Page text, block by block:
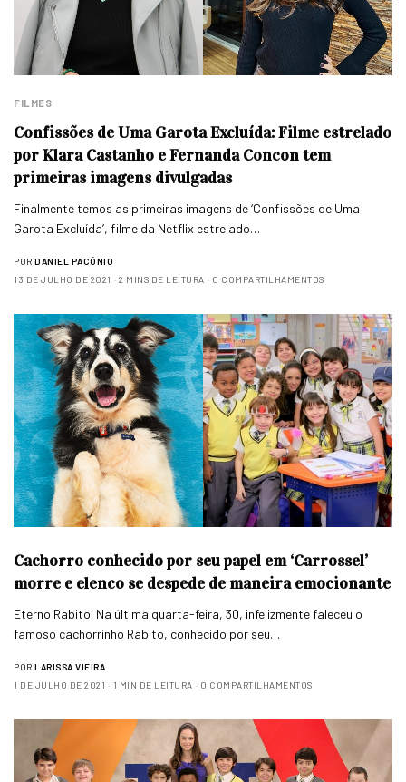
FILMES
Confissões de Uma Garota Excluída: Filme estrelado
por Klara Castanho e Fernanda Concon tem
primeiras imagens divulgadas
Finalmente temos as primeiras imagens de ‘Confissões de Uma
Garota Excluída’, filme da Netflix estrelado…
POR DANIEL PACÔNIO
13 DE JULHO DE 2021
2 MINS DE LEITURA 0 COMPARTILHAMENTOS
Cachorro conhecido por seu papel em ‘Carrossel’
morre e elenco se despede de maneira emocionante
Eterno Rabito! Na última quarta-feira, 30, infelizmente faleceu o
famoso cachorrinho Rabito, conhecido por seu…
POR LARISSA VIEIRA
1 DE JULHO DE 2021
1 MIN DE LEITURA 0 COMPARTILHAMENTOS